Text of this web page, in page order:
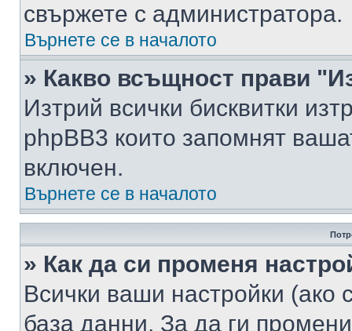
свържете с администратора.
Върнете се в началото
» Какво всъщност прави
Изтрий всички бисквитки
phpBB3 които запомнят
включен.
Върнете се в началото
» Как да си променя
Всички ваши настройки (ако
база данни. За да ги